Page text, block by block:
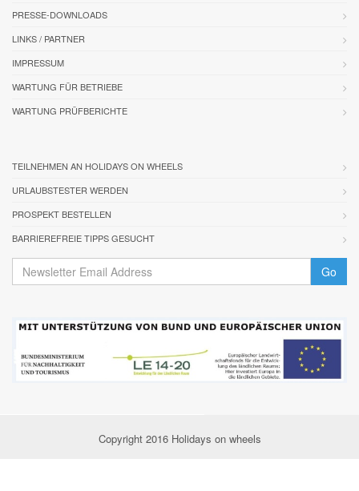
PRESSE-DOWNLOADS
LINKS / PARTNER
IMPRESSUM
WARTUNG FÜR BETRIEBE
WARTUNG PRÜFBERICHTE
TEILNEHMEN AN HOLIDAYS ON WHEELS
URLAUBSTESTER WERDEN
PROSPEKT BESTELLEN
BARRIEREFREIE TIPPS GESUCHT
Go
Copyright 2016 Holidays on wheels